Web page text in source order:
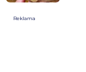
Reklama